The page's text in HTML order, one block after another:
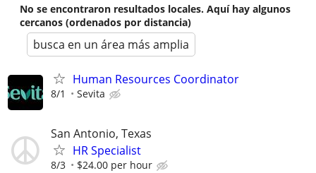
No se encontraron resultados locales. Aquí hay algunos
cercanos (ordenados por distancia)
busca en un área más amplia
Human Resources Coordinator
8/1 Sevita
San Antonio, Texas
HR Specialist
8/3 $24.00 per hour